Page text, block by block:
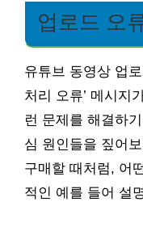
업로드 오
유튜브 동영상 업
처리 오류’ 메시지
런 문제를 해결하
심 원인들을 짚어
구매할 때처럼, 어
적인 예를 들어 설